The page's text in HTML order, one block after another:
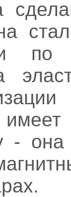
по
-